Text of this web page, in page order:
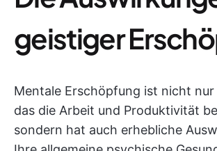
geistiger
Mentale Erschöpfung ist nicht nur
das die Arbeit und Produktivität
sondern hat auch erhebliche